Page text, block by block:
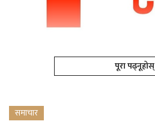
पूरा पढ्नूहोस्
समाचार